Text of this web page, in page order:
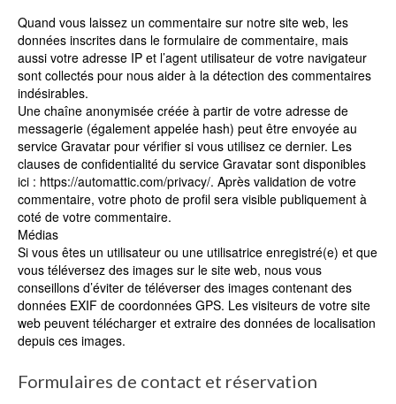
Quand vous laissez un commentaire sur notre site web, les
données inscrites dans le formulaire de commentaire, mais
aussi votre adresse IP et l’agent utilisateur de votre navigateur
sont collectés pour nous aider à la détection des commentaires
indésirables.
Une chaîne anonymisée créée à partir de votre adresse de
messagerie (également appelée hash) peut être envoyée au
service Gravatar pour vérifier si vous utilisez ce dernier. Les
clauses de confidentialité du service Gravatar sont disponibles
ici : https://automattic.com/privacy/. Après validation de votre
commentaire, votre photo de profil sera visible publiquement à
coté de votre commentaire.
Médias
Si vous êtes un utilisateur ou une utilisatrice enregistré(e) et que
vous téléversez des images sur le site web, nous vous
conseillons d’éviter de téléverser des images contenant des
données EXIF de coordonnées GPS. Les visiteurs de votre site
web peuvent télécharger et extraire des données de localisation
depuis ces images.
Formulaires de contact et réservation